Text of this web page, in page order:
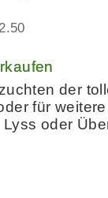
der
für
Lyss oder